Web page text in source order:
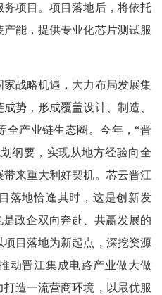
项目。项目落地后，将依托
能，提供专业化芯片测试服
战略机遇，大力布局发展集
势，形成覆盖设计、制造、
全产业链生态圈。今年，“晋
纲要，实现从地方经验向全
来重大利好契机。芯云晋江
落地恰逢其时，这是创新发
政企双向奔赴、共赢发展的
目落地为新起点，深挖资源
动晋江集成电路产业做大做
造一流营商环境，以最优服